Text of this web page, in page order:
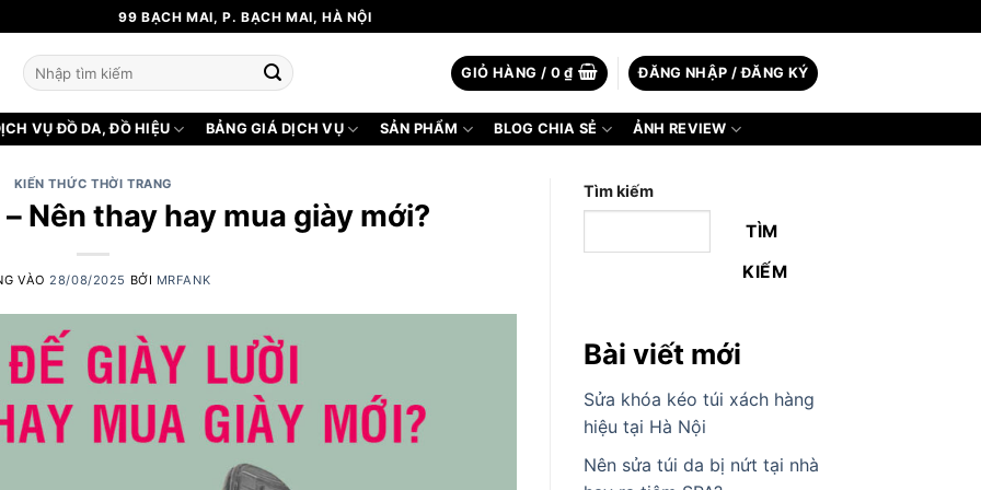
99 BẠCH MAI, P. BẠCH MAI, HÀ NỘI
Tìm
kiếm:
GIỎ HÀNG / 0₫ ĐĂNG NHẬP / ĐĂNG KÝ
VỤ ĐỒ DA, ĐỒ HIỆU BẢNG GIÁ DỊCH VỤ SẢN PHẨM BLOG CHIA SẺ ẢNH REVIEW
KIẾN THỨC THỜI TRANG
Nên thay hay mua giày mới?
VÀO 28/08/2025 BỞI MRFANK
Tìm kiếm
TÌM
KIẾM
Bài viết mới
Sửa khóa kéo túi xách hàng
hiệu tại Hà Nội
Nên sửa túi da bị nứt tại nhà